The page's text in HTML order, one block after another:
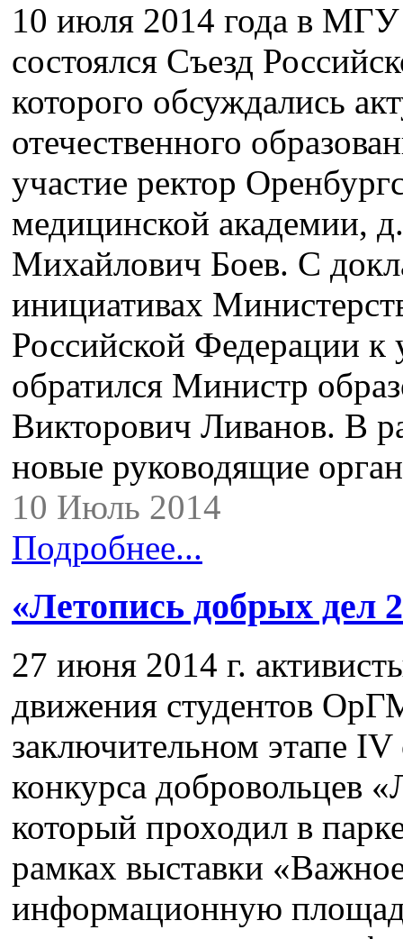
10 июля 2014 года в
состоялся Съезд
которого обсуждались
отечественного
участие ректор
медицинской академии,
Михайлович Боев. С
инициативах
Российской Федерации к
обратился Министр
Викторович Ливанов. В
новые руководящие
10 Июль 2014
Подробнее...
«Летопись добрых дел
27 июня 2014 г.
движения студентов
заключительном этапе
конкурса добровольцев
который проходил в
рамках выставки
информационную